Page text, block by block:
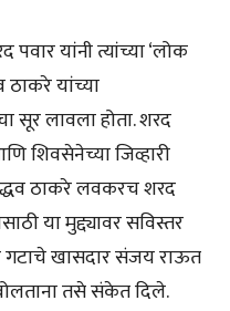
पवार यांनी त्यांच्या ‘लोक
ठाकरे यांच्या
सूर लावला होता. शरद
शिवसेनेच्या जिव्हारी
ठाकरे लवकरच शरद
या मुद्द्यावर सविस्तर
गटाचे खासदार संजय राऊत
तसे संकेत दिले.